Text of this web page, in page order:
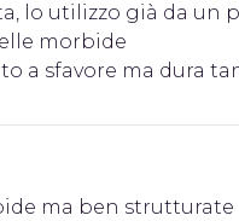
lo utilizzo già da un
morbide
a sfavore ma dura
ma ben strutturate